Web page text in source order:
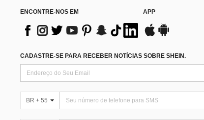
ENCONTRE-NOS EM APP
CADASTRE-SE PARA RECEBER NOTÍCIAS SOBRE SHEIN.
BR + 55